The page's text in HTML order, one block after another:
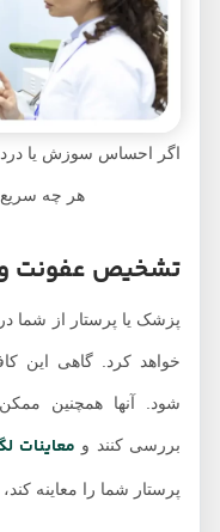
اگر احساس سوزش یا درد در
هر چه سریع تر
تشخیص عفونت
پزشک یا پرستار از شما در
خواهد کرد. گاهی این
شود. آنها همچنین ممکن
بررسی کنند ومعاینات لگنرا
پرستار شما را معاینه کند،